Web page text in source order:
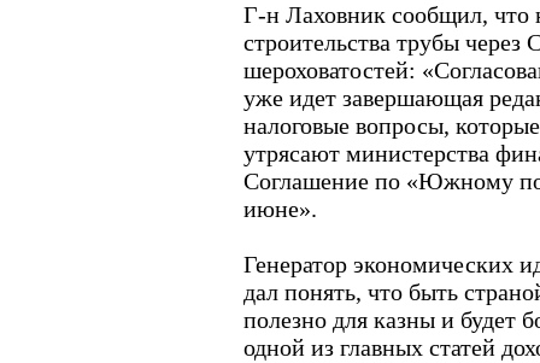
Г-н Лаховник сообщил, что
строительства трубы
шероховатостей:
уже идет завершающая
налоговые вопросы,
утрясают министерства
Соглашение по «Южному
июне».
Генератор экономических
дал понять, что быть
полезно для казны и будет
одной из главных статей